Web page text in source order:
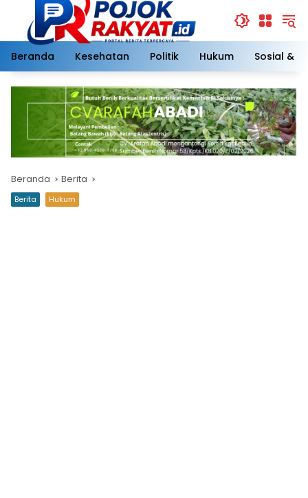
Langsung
konten
Beranda
Kesehatan Politik Hukum Sosial &
Beranda Berita
Berita Hukum